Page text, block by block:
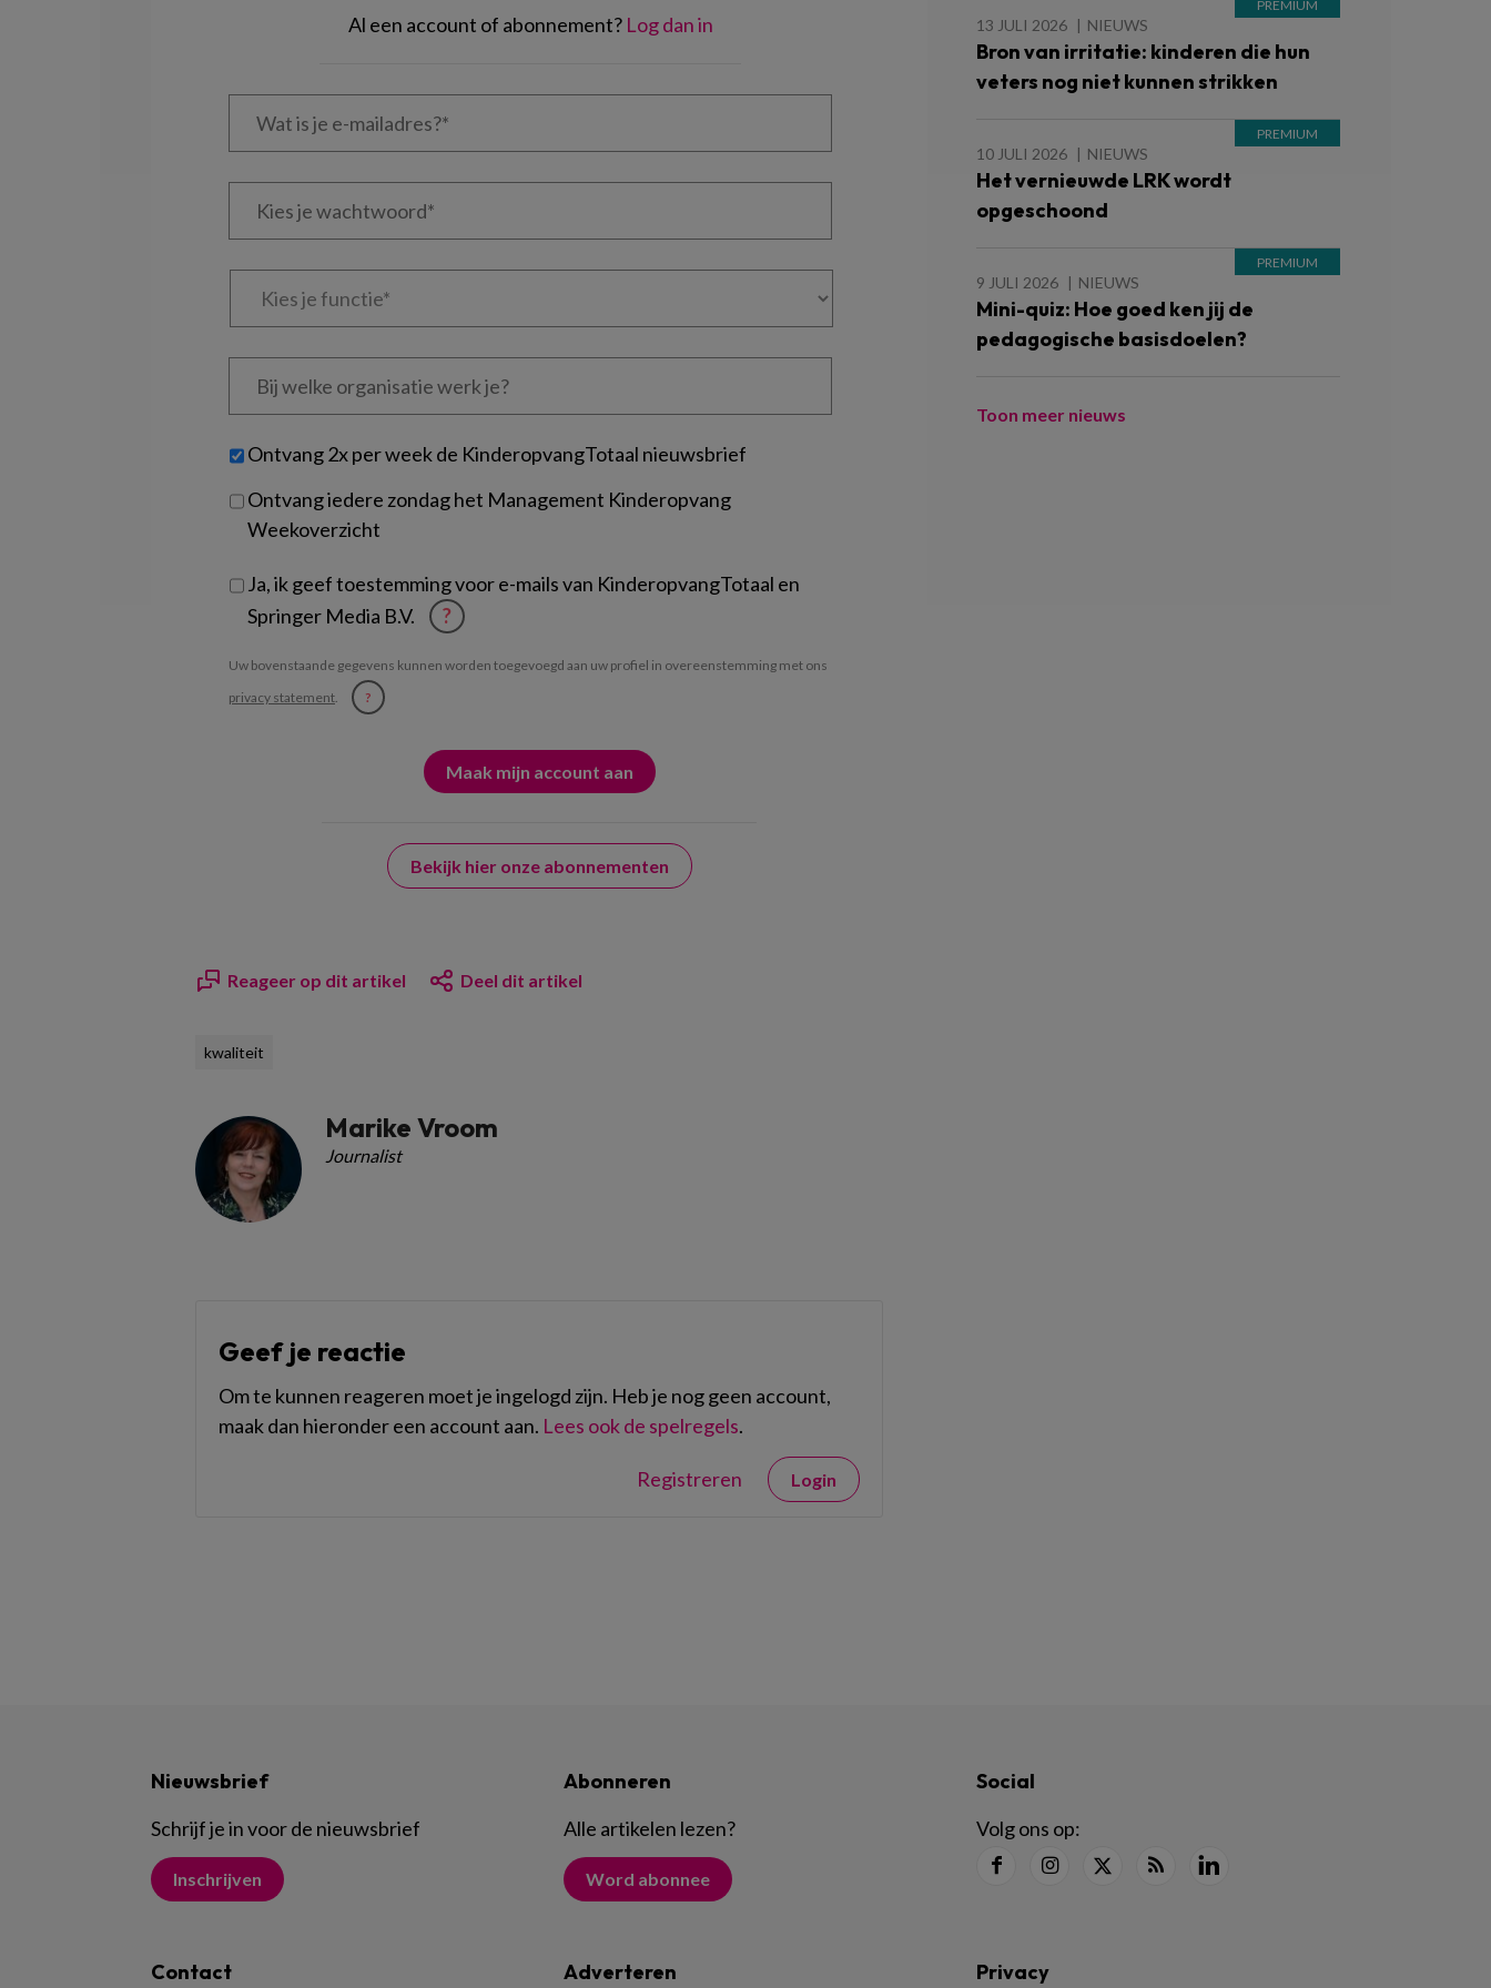
Al een account of abonnement? Log dan in
Wat
Kies
Kies
Bij
welke
je?
Untitled
Ontvang 2x per week de KinderopvangTotaal nieuwsbrief
Ontvang iedere zondag het Management Kinderopvang
Weekoverzicht
Ja, ik geef toestemming voor e-mails van KinderopvangTotaal en
Springer Media B.V.
?
Uw bovenstaande gegevens kunnen worden toegevoegd aan uw profiel in overeenstemming met ons
privacy statement. ?
Bekijk hier onze abonnementen
Reageer op dit artikel Deel dit artikel
kwaliteit
Marike Vroom
Journalist
Geef je reactie
Om te kunnen reageren moet je ingelogd zijn. Heb je nog geen account,
maak dan hieronder een account aan. Lees ook de spelregels.
Registreren Login
13 JULI 2026 NIEUWS
Bron van irritatie: kinderen die hun
veters nog niet kunnen strikken
10 JULI 2026 NIEUWS
Het vernieuwde LRK wordt
opgeschoond
9 JULI 2026 NIEUWS
Mini-quiz: Hoe goed ken jij de
pedagogische basisdoelen?
Toon meer nieuws
Nieuwsbrief
Schrijf je in voor de nieuwsbrief
Inschrijven
Abonneren
Alle artikelen lezen?
Word abonnee
Social
Volg ons op:
Contact Adverteren Privacy